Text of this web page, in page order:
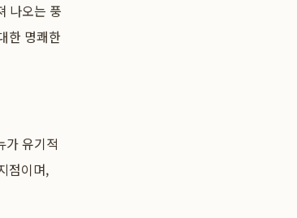
나오는 풍
한 명쾌한
가 유기적
점이며,